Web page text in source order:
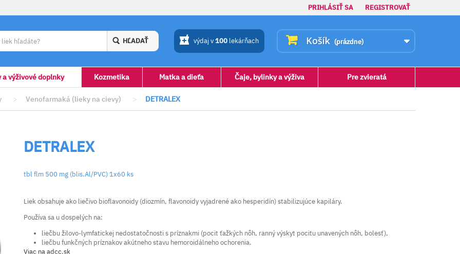
PRIHLÁSIŤ SA REGISTROVAŤ
Košík (prázdne)
HĽADAŤ výdaj v100 lekárňach
a výživové doplnky Kozmetika Matka a dieťa Čaje, bylinky a výživa Pre zvieratá
> Venofarmaká (lieky na cievy) > DETRALEX
DETRALEX
tbl flm 500 mg (blis.Al/PVC) 1x60 ks
Liek obsahuje ako liečivo bioflavonoidy (diozmín, flavonoidy vyjadrené ako hesperidín) stabilizujúce kapiláry.
Používa sa u dospelých na:
liečbu žilovo-lymfatickej nedostatočnosti s príznakmi (pocit ťažkých nôh, ranný výskyt pocitu unavených nôh, bolesť),
liečbu funkčných príznakov akútneho stavu hemoroidálneho ochorenia.
Viac na adcc.sk